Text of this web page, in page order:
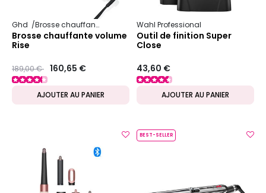
Ghd Brosse chauffante
Brosse chauffante volume
Rise
Prix ​​réduit de
189,00 €to160,65 €
AJOUTER AU PANIER
Wahl Professional
Outil de finition Super
Close
43,60 €
AJOUTER AU PANIER
BEST-SELLER